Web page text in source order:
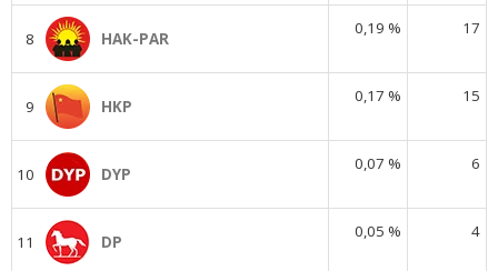
8 HAK-PAR
0,19 % 17
9 HKP
0,17 % 15
10 DYP
0,07 % 6
11 DP
0,05 % 4